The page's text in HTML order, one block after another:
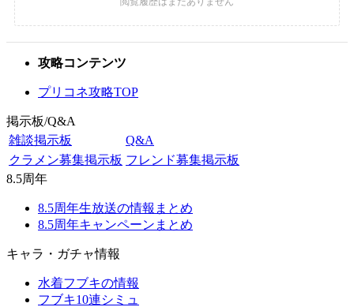
攻略コンテンツ
プリコネ攻略TOP
掲示板/Q&A
雑談掲示板
Q&A
クラメン募集掲示板 フレンド募集掲示板
8.5周年
8.5周年生放送の情報まとめ
8.5周年キャンペーンまとめ
キャラ・ガチャ情報
水着フブキの情報
フブキ10連シミュ